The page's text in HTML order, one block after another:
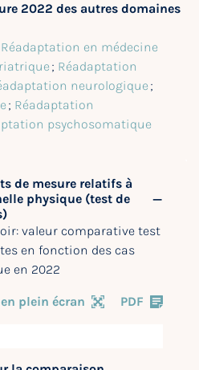
2022 des autres domaines
Réadaptation en médecine
; Réadaptation
neurologique ;
; Réadaptation
psychosomatique
de mesure relatifs à
physique (test de
valeur comparative test
en fonction des cas
en 2022
plein écran PDF